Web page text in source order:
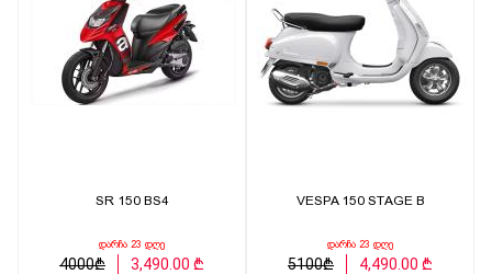
SR 150 BS4
დარჩა 23 დღე
4000₾ 3,490.00 ₾
VESPA 150 STAGE B
დარჩა 23 დღე
5100₾ 4,490.00 ₾